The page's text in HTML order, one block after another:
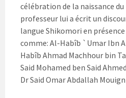
célébration de la naissance
professeur lui a écrit un
langue Shikomori en
comme: Al-Habîb `Umar Ibn
Habîb Ahmad Machhour bin
Said Mohamed ben Said
Dr Said Omar Abdallah